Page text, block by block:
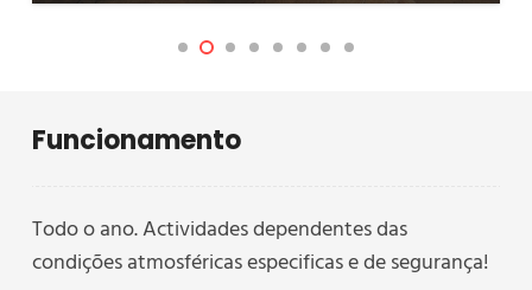
Funcionamento
Todo o ano. Actividades dependentes das
condições atmosféricas especificas e de segurança!